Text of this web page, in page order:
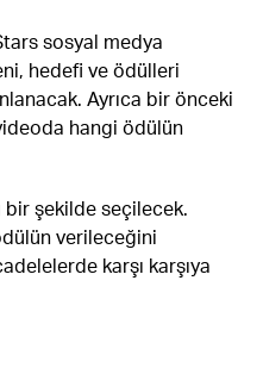
sosyal medya
hedefi ve ödülleri
Ayrıca bir önceki
hangi ödülün
bir şekilde seçilecek.
verileceğini
karşı karşıya